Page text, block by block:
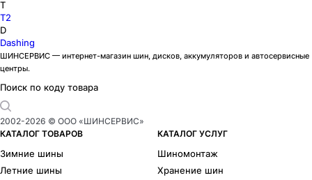
T
T2
D
Dashing
ШИНСЕРВИС — интернет-магазин шин, дисков, аккумуляторов и автосервисные
центры.
Поиск по коду товара
2002-2026 © ООО «ШИНСЕРВИС»
КАТАЛОГ ТОВАРОВ
Зимние шины
Летние шины
КАТАЛОГ УСЛУГ
Шиномонтаж
Хранение шин